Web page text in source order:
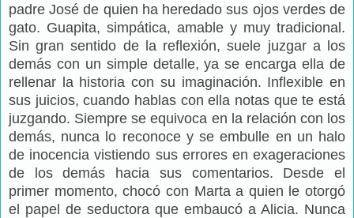
padre José de quien ha heredado sus ojos verdes de
gato. Guapita, simpática, amable y muy tradicional.
Sin gran sentido de la reflexión, suele juzgar a los
demás con un simple detalle, ya se encarga ella de
rellenar la historia con su imaginación. Inflexible en
sus juicios, cuando hablas con ella notas que te está
juzgando. Siempre se equivoca en la relación con los
demás, nunca lo reconoce y se embulle en un halo
de inocencia vistiendo sus errores en exageraciones
de los demás hacia sus comentarios. Desde el
primer momento, chocó con Marta a quien le otorgó
el papel de seductora que embaucó a Alicia. Nunca